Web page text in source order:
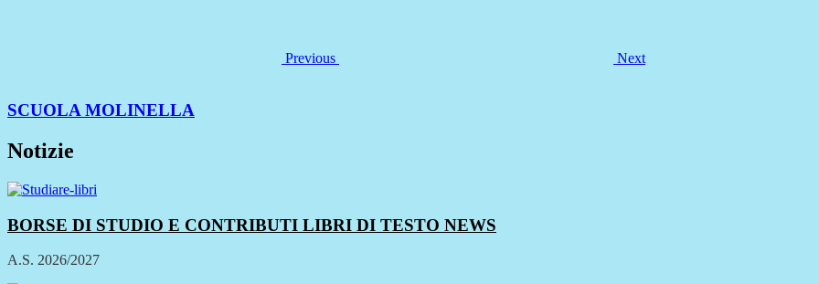
Previous Next
SCUOLA MOLINELLA
Notizie
BORSE DI STUDIO E CONTRIBUTI LIBRI DI TESTO NEWS
A.S. 2026/2027